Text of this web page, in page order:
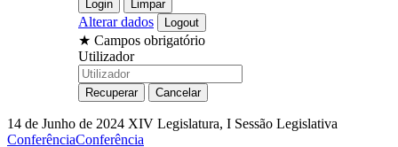
Alterar dados
★ Campos obrigatório
Utilizador
14 de Junho de 2024 XIV Legislatura, I Sessão Legislativa
ConferênciaConferência